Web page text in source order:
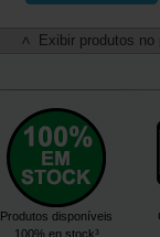
< Exibir produtos
Produtos disponíveis
100% en stock³